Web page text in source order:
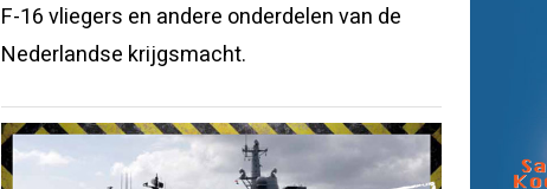
F-16 vliegers en andere onderdelen van de
Nederlandse krijgsmacht.